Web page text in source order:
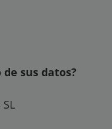
sus datos?
SL